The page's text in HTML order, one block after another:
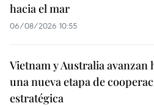
hacia el mar
06/08/2026 10:55
Vietnam y Australia avanzan
una nueva etapa de
estratégica